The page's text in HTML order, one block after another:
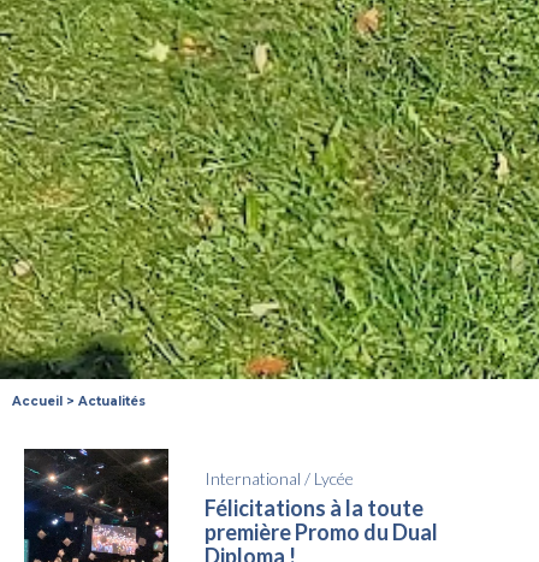
Accueil > Actualités
International / Lycée
Félicitations à la toute
première Promo du Dual
Diploma !